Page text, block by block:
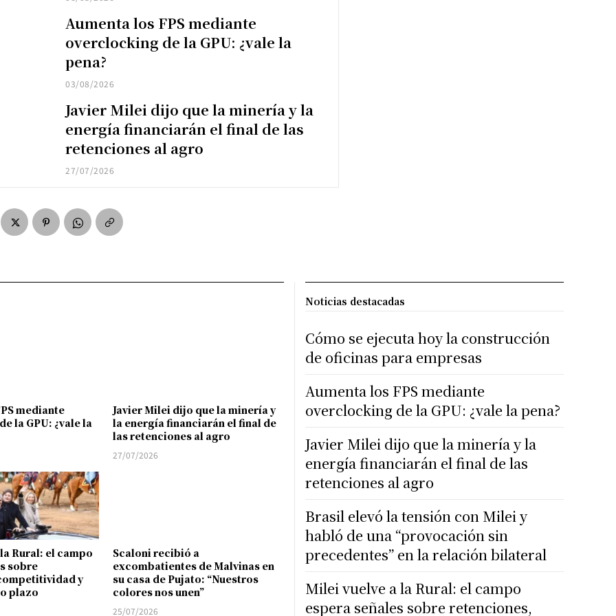
Aumenta los FPS mediante
overclocking de la GPU: ¿vale la
pena?
03/08/2026
Javier Milei dijo que la minería y la
energía financiarán el final de las
retenciones al agro
27/07/2026
mediante
la GPU: ¿vale la
Javier Milei dijo que la minería y
la energía financiarán el final de
las retenciones al agro
27/07/2026
Rural: el campo
sobre
y
plazo
Scaloni recibió a
excombatientes de Malvinas en
su casa de Pujato: “Nuestros
colores nos unen”
25/07/2026
Noticias destacadas
Cómo se ejecuta hoy la construcción
de oficinas para empresas
Aumenta los FPS mediante
overclocking de la GPU: ¿vale la pena?
Javier Milei dijo que la minería y la
energía financiarán el final de las
retenciones al agro
Brasil elevó la tensión con Milei y
habló de una “provocación sin
precedentes” en la relación bilateral
Milei vuelve a la Rural: el campo
espera señales sobre retenciones,